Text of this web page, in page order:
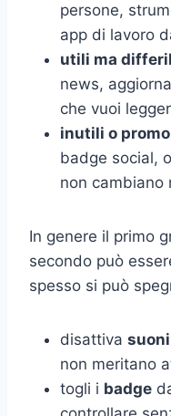
persone,
app di lavoro
utili ma
news,
che vuoi
inutili o
badge social,
non cambiano
In genere il primo
secondo può
spesso si può
disattiva suoni
non meritano
togli i badge